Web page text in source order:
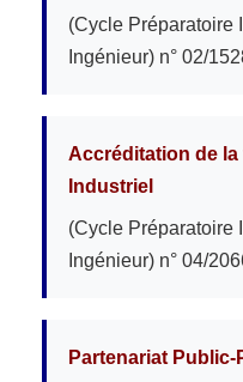
(Cycle Préparatoire
Ingénieur) n° 02/
Accréditation de la
Industriel
(Cycle Préparatoire
Ingénieur) n° 04/
Partenariat Public-